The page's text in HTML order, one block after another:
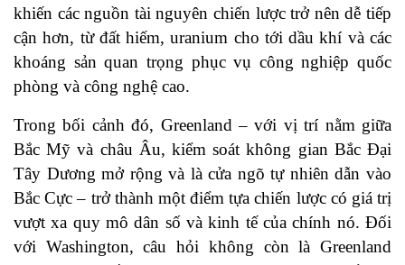
khiến các nguồn tài nguyên chiến lược trở nên dễ tiếp
cận hơn, từ đất hiếm, uranium cho tới dầu khí và các
khoáng sản quan trọng phục vụ công nghiệp quốc
phòng và công nghệ cao.
Trong bối cảnh đó, Greenland – với vị trí nằm giữa
Bắc Mỹ và châu Âu, kiểm soát không gian Bắc Đại
Tây Dương mở rộng và là cửa ngõ tự nhiên dẫn vào
Bắc Cực – trở thành một điểm tựa chiến lược có giá trị
vượt xa quy mô dân số và kinh tế của chính nó. Đối
với Washington, câu hỏi không còn là Greenland